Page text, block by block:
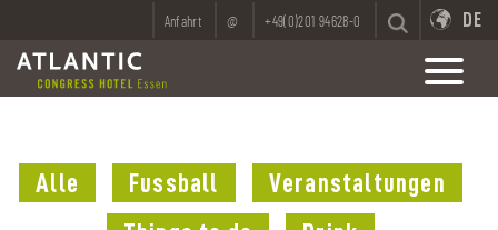
Anfahrt @ +49(0)201 94628-0 DE
Alle Fussball
Veranstaltungen